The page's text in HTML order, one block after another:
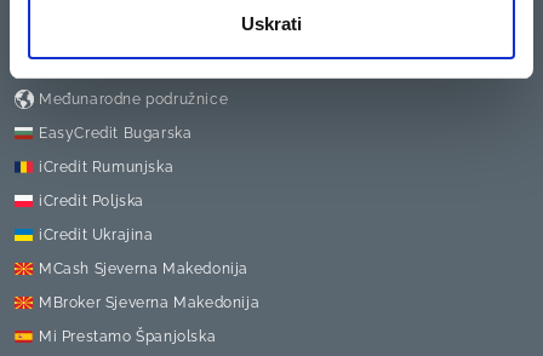
Uskrati
Međunarodne podružnice
EasyCredit Bugarska
iCredit Rumunjska
iCredit Poljska
iCredit Ukrajina
MCash Sjeverna Makedonija
MBroker Sjeverna Makedonija
Mi Prestamo Španjolska